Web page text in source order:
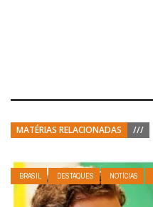
MATÉRIAS RELACIONADAS ///
BRASIL DESTAQUES NOTÍCIAS